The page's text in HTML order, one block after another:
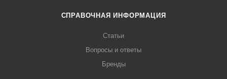
СПРАВОЧНАЯ ИНФОРМАЦИЯ
Статьи
Вопросы и ответы
Бренды